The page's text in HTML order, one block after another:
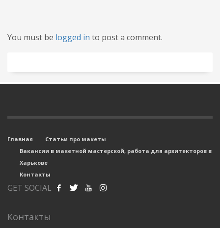
You must be logged in to post a comment.
Главная
Статьи про макеты
Вакансии в макетной мастерской, работа для архитекторов в
Харькове
Контакты
GET SOCIAL
Контакты